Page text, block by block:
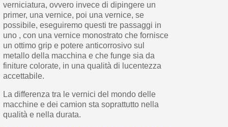
verniciatura, ovvero invece di dipingere un
primer, una vernice, poi una vernice, se
possibile, eseguiremo questi tre passaggi in
uno , con una vernice monostrato che fornisce
un ottimo grip e potere anticorrosivo sul
metallo della macchina e che funge sia da
finiture colorate, in una qualità di lucentezza
accettabile.
La differenza tra le vernici del mondo delle
macchine e dei camion sta soprattutto nella
qualità e nella durata.